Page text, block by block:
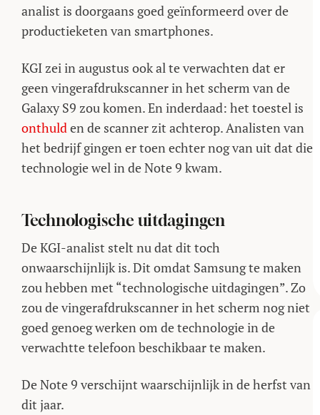
analist is doorgaans goed geïnformeerd over de
productieketen van smartphones.
KGI zei in augustus ook al te verwachten dat er
geen vingerafdrukscanner in het scherm van de
Galaxy S9 zou komen. En inderdaad: het toestel is
onthulden de scanner zit achterop. Analisten van
het bedrijf gingen er toen echter nog van uit dat die
technologie wel in de Note 9 kwam.
Technologische uitdagingen
De KGI-analist stelt nu dat dit toch
onwaarschijnlijk is. Dit omdat Samsung te maken
zou hebben met “technologische uitdagingen”. Zo
zou de vingerafdrukscanner in het scherm nog niet
goed genoeg werken om de technologie in de
verwachtte telefoon beschikbaar te maken.
De Note 9 verschijnt waarschijnlijk in de herfst van
dit jaar.